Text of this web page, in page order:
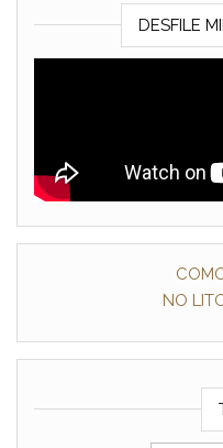
DESFILE
NO